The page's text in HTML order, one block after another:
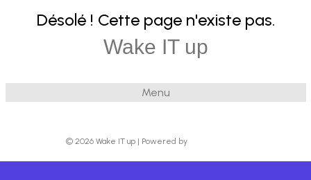
Wake IT up
Menu
Désolé ! Cette page n'existe pas.
© 2026 Wake IT up | Powered by